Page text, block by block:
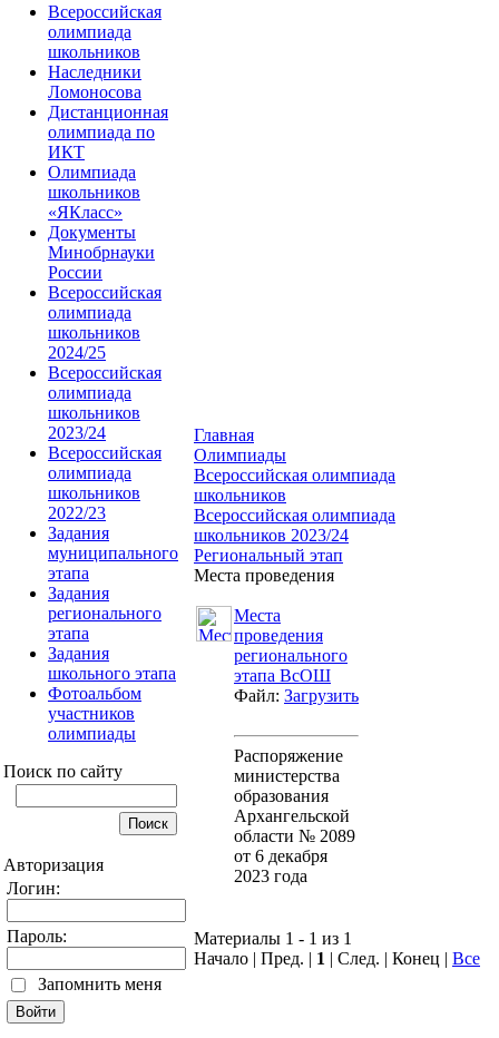
Всероссийская
олимпиада
школьников
Наследники
Ломоносова
Дистанционная
олимпиада по
ИКТ
Олимпиада
школьников
«ЯКласс»
Документы
Минобрнауки
России
Всероссийская
олимпиада
школьников
2024/25
Всероссийская
олимпиада
школьников
2023/24
Всероссийская
олимпиада
школьников
2022/23
Задания
муниципального
этапа
Задания
регионального
этапа
Задания
школьного этапа
Фотоальбом
участников
олимпиады
Поиск по сайту
Авторизация
Логин:
Пароль:
Запомнить меня
Главная
Олимпиады
Всероссийская олимпиада
школьников
Всероссийская олимпиада
школьников 2023/24
Региональный этап
Места проведения
Места
проведения
регионального
этапа ВсОШ
Файл: Загрузить
Распоряжение
министерства
образования
Архангельской
области № 2089
от 6 декабря
2023 года
Материалы 1 - 1 из 1
Начало | Пред. | 1 | След. | Конец | Все